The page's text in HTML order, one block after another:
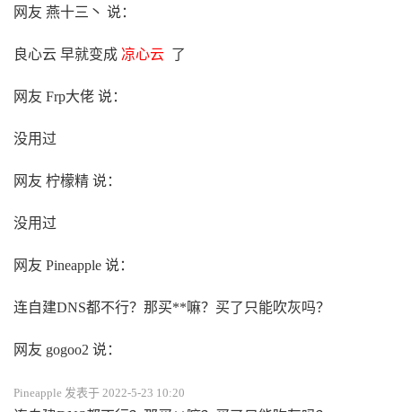
网友 燕十三丶 说：
良心云 早就变成 凉心云 了
网友 Frp大佬 说：
没用过
网友 柠檬精 说：
没用过
网友 Pineapple 说：
连自建DNS都不行？那买**嘛？买了只能吹灰吗？
网友 gogoo2 说：
Pineapple 发表于 2022-5-23 10:20